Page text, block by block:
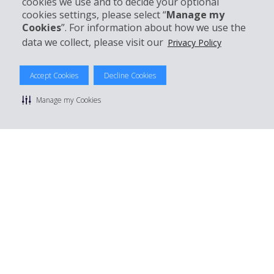
cookies settings, please select “Manage my
Cookies”. For information about how we use the
data we collect, please visit our Privacy Policy
Accept Cookies Decline Cookies
Manage my Cookies
Réserver avec Hertz
© 2026 The Hertz System, Inc.
Politique de confidentialité | Conditions d'utilisation du site
Conditions de location
Gérer mes cookies